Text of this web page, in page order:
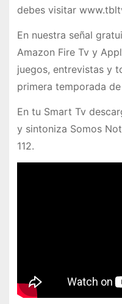
debes visitar
En nuestra señal
Amazon Fire Tv y
juegos, entrevistas y
primera temporada
En tu Smart Tv
y sintoniza Somos
112.